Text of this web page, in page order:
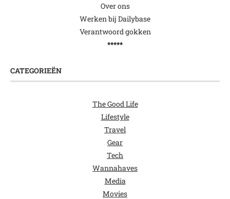
Over ons
Werken bij Dailybase
Verantwoord gokken
*****
CATEGORIEËN
The Good Life
Lifestyle
Travel
Gear
Tech
Wannahaves
Media
Movies